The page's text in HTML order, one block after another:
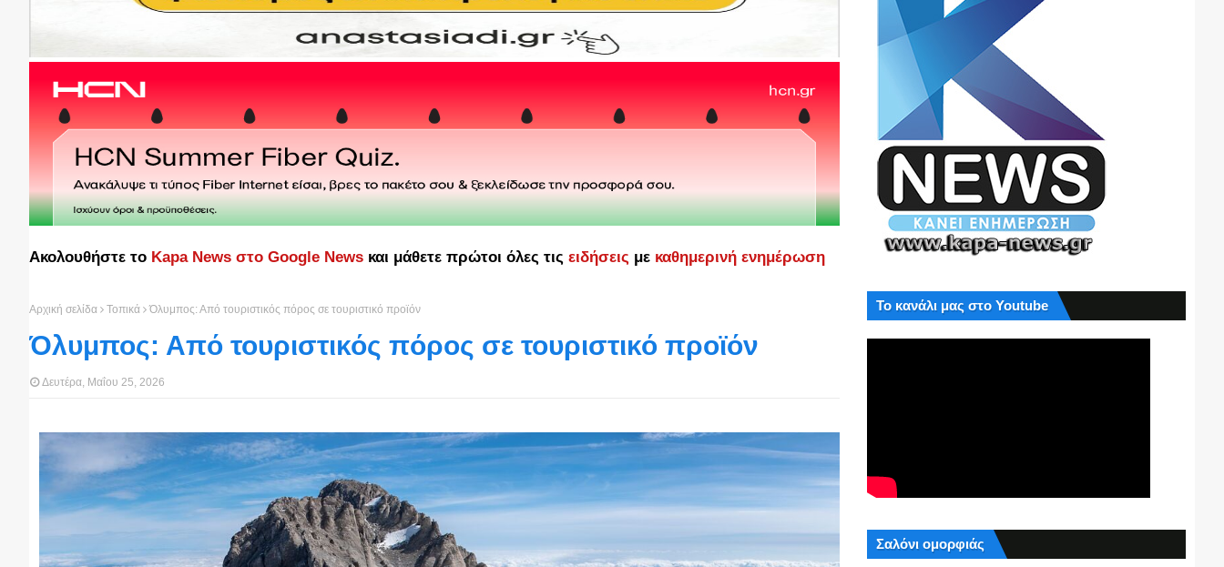
Ακολουθήστε το Kapa News στο Google News και μάθετε πρώτοι όλες τις ειδήσεις με καθημερινή ενημέρωση
Αρχική σελίδα Τοπικά Όλυμπος: Από τουριστικός πόρος σε τουριστικό προϊόν
Όλυμπος: Από τουριστικός πόρος σε τουριστικό προϊόν
Δευτέρα, Μαΐου 25, 2026
Το κανάλι μας στο Youtube
Σαλόνι ομορφιάς